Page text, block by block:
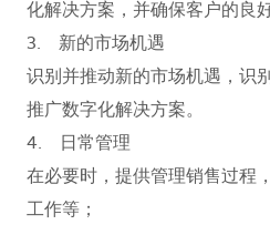
化解决方案，并确保客户的良
3. 新的市场机遇
识别并推动新的市场机遇，识
推广数字化解决方案。
4. 日常管理
在必要时，提供管理销售过程
工作等；